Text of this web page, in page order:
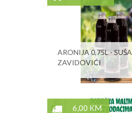
ARONIJA 0,75L - SUŠA
ZAVIDOVIĆI
6,00 KM